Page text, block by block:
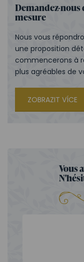
Demandez-nous
mesure
Nous vous
une proposition
commencerons à
plus agréables de
ZOBRAZIT VÍCE
Vous